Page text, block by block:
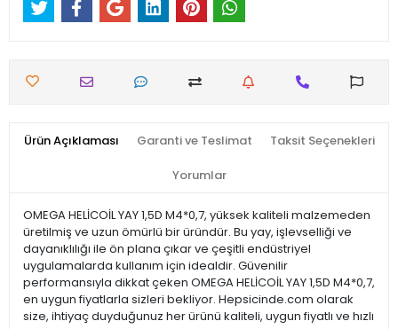
Ürün Açıklaması Garanti ve Teslimat Taksit Seçenekleri
Yorumlar
OMEGA HELİCOİL YAY 1,5D M4*0,7, yüksek kaliteli malzemeden
üretilmiş ve uzun ömürlü bir üründür. Bu yay, işlevselliği ve
dayanıklılığı ile ön plana çıkar ve çeşitli endüstriyel
uygulamalarda kullanım için idealdir. Güvenilir
performansıyla dikkat çeken OMEGA HELİCOİL YAY 1,5D M4*0,7,
en uygun fiyatlarla sizleri bekliyor. Hepsicinde.com olarak
size, ihtiyaç duyduğunuz her ürünü kaliteli, uygun fiyatlı ve hızlı